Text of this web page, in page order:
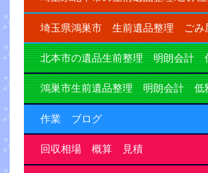
埼玉県鴻巣市 生前遺品整理 ごみ
北本市の遺品生前整理 明朗会計
鴻巣市生前遺品整理 明朗会計 低
作業 ブログ
回収相場 概算 見積